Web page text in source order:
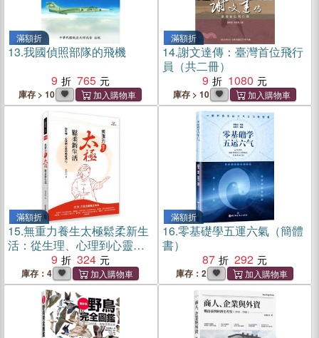
滿額折
13.我國偵照部隊的飛機
9
765
庫存 > 10
滿額折
14.謝文達傳：臺灣首位飛行
員（共二冊）
9
1080
庫存 > 10
滿額折
15.無重力養生太極鬆柔新生
活：從生理、心理到心靈的
徹底活化9 324
庫存：4
滿額折
16.零基礎學五運六氣（簡體
書）
87
292
庫存：2